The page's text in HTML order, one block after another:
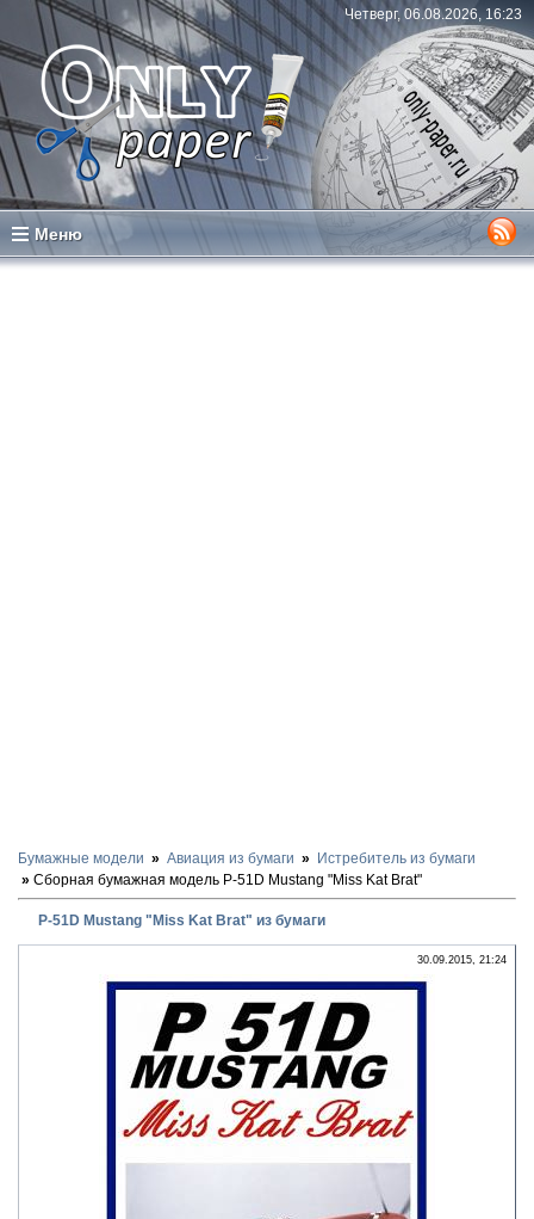
Четверг, 06.08.2026, 16:23
Меню
Бумажные модели Авиация из бумаги
Истребитель из бумаги
Сборная бумажная модель P-51D Mustang "Miss Kat Brat"
P-51D Mustang "Miss Kat Brat" из бумаги
30.09.2015, 21:24